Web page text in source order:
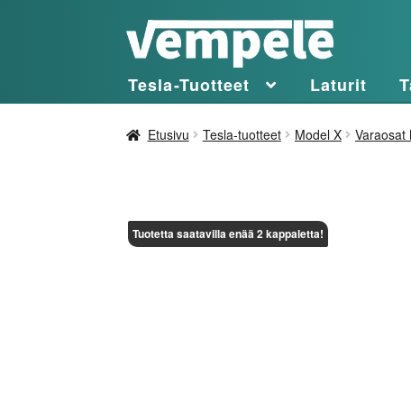
Siirry
Siirry
Tesla-Tuotteet Laturit
Etusivu Tesla-tuotteet Model X Varaosat
Tuotetta saatavilla enää 2 kappaletta!